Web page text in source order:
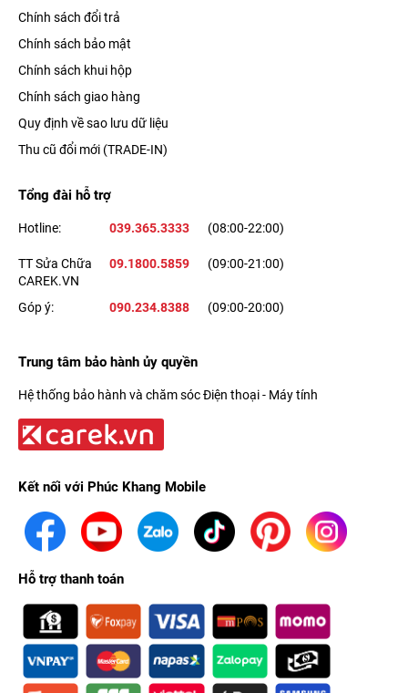
Chính sách đổi trả
Chính sách bảo mật
Chính sách khui hộp
Chính sách giao hàng
Quy định về sao lưu dữ liệu
Thu cũ đổi mới (TRADE-IN)
Tổng đài hỗ trợ
Hotline: 039.365.3333 (08:00-22:00)
TT Sửa Chữa
CAREK.VN
09.1800.5859 (09:00-21:00)
Góp ý: 090.234.8388 (09:00-20:00)
Trung tâm bảo hành ủy quyền
Hệ thống bảo hành và chăm sóc Điện thoại - Máy tính
Kết nối với Phúc Khang Mobile
Hỗ trợ thanh toán